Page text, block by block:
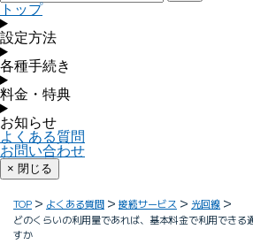
トップ
設定方法
各種手続き
料金・特典
お知らせ
よくある質問
お問い合わせ
× 閉じる
TOP よくある質問 接続サービス
光回線
どのくらいの利用量であれば、基本料金で利用でき
すか